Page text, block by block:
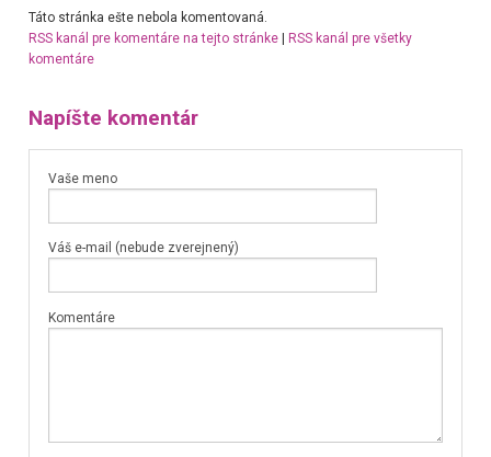
Táto stránka ešte nebola komentovaná.
RSS kanál pre komentáre na tejto stránke|
RSS kanál pre všetky
komentáre
Napíšte komentár
Vaše meno
Váš e-mail (nebude zverejnený)
Komentáre